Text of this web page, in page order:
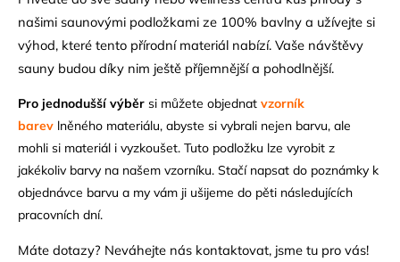
našimi saunovými podložkami ze 100% bavlny a užívejte si
výhod, které tento přírodní materiál nabízí. Vaše návštěvy
sauny budou díky nim ještě příjemnější a pohodlnější.
Pro jednodušší výběr si můžete objednat vzorník
barev lněného materiálu, abyste si vybrali nejen barvu, ale
mohli si materiál i vyzkoušet. Tuto podložku lze vyrobit z
jakékoliv barvy na našem vzorníku. Stačí napsat do poznámky k
objednávce barvu a my vám ji ušijeme do pěti následujících
pracovních dní.
Máte dotazy? Neváhejte nás kontaktovat, jsme tu pro vás!